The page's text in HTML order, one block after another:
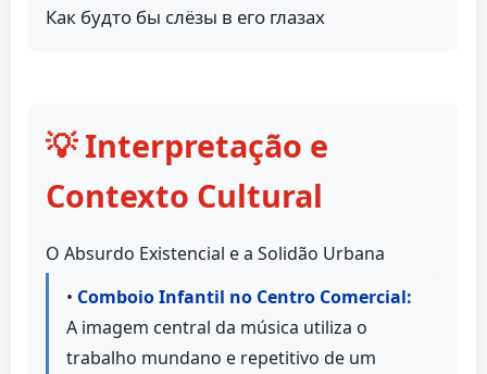
Как будто бы слёзы в его глазах
💡 Interpretação e
Contexto Cultural
O Absurdo Existencial e a Solidão Urbana
• Comboio Infantil no Centro Comercial:
A imagem central da música utiliza o
trabalho mundano e repetitivo de um